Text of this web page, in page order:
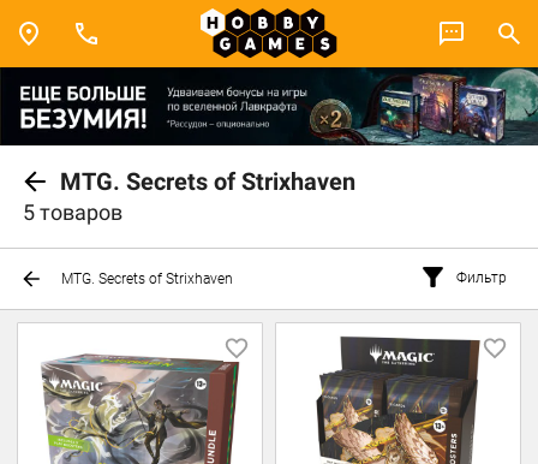
MTG. Secrets of Strixhaven
5 товаров
MTG. Secrets of Strixhaven Фильтр